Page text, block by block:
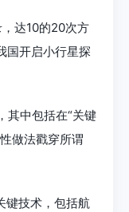
达10的20次方
国开启小行星探
其中包括在“关键
做法戳穿所谓
键技术，包括航